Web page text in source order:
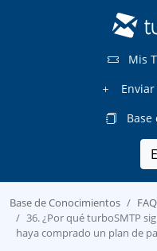
Mis
Base
Base de Conocimientos
FAQ
36. ¿Por qué turboSMTP
haya comprado un plan de